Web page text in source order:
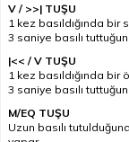
V / >>| TUŞU
1 kez basıldığında
3 saniye basılı
|<< / V TUŞU
1 kez basıldığında
3 saniye basılı
M/EQ TUŞU
Uzun basılı